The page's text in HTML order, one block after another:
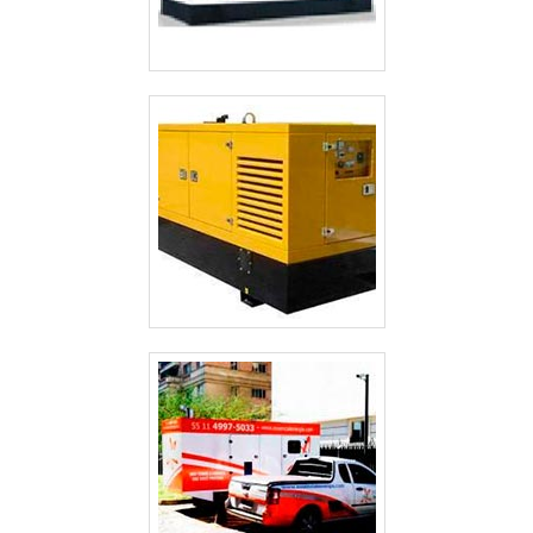
gerador, em caso de necessidade.Um parceiro que cuide
necessário.GERADOR DE ENERGIA A DIESEL LOCAÇÃO DE
ALTA QUALIDADEDestaque no mercado de geradores de
energia na região metropolitana de Belo Horizonte, a
Mega Watt tem os melhores geradores de energia a
diesel locação. Além disso, conta os profissionais mais
qualificados para assistência e assessoria, garantindo o
sucesso da operação..